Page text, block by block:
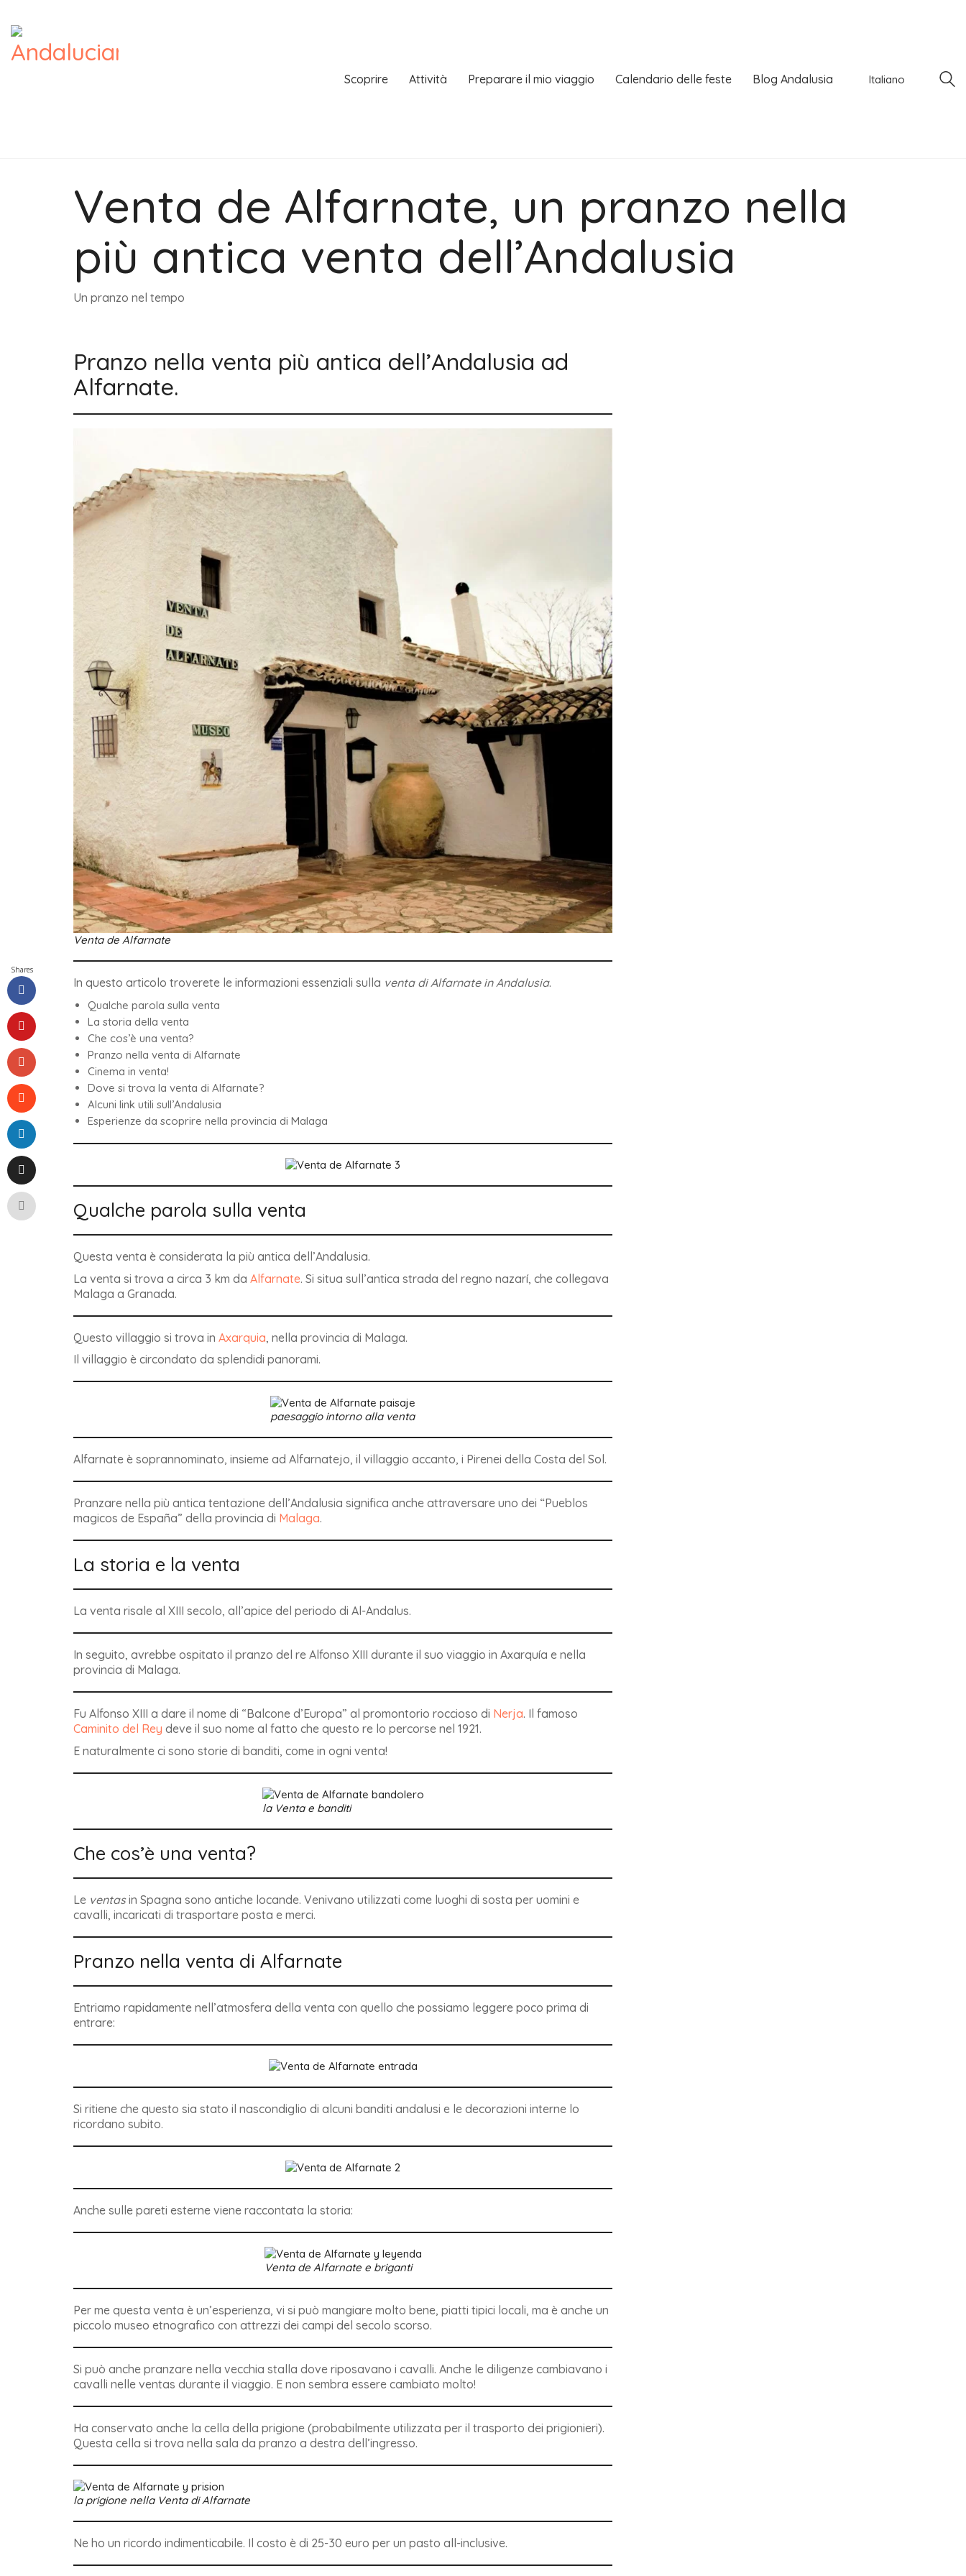
Scoprire Attività Preparare il mio viaggio Calendario delle feste Blog Andalusia Italiano
Venta de Alfarnate, un pranzo nella
più antica venta dell’Andalusia
Un pranzo nel tempo
Pranzo nella venta più antica dell’Andalusia ad
Alfarnate.
Venta de Alfarnate
In questo articolo troverete le informazioni essenziali sulla venta di Alfarnate in Andalusia.
Qualche parola sulla venta
La storia della venta
Che cos’è una venta?
Pranzo nella venta di Alfarnate
Cinema in venta!
Dove si trova la venta di Alfarnate?
Alcuni link utili sull’Andalusia
Esperienze da scoprire nella provincia di Malaga
Qualche parola sulla venta
Questa venta è considerata la più antica dell’Andalusia.
La venta si trova a circa 3 km da Alfarnate. Si situa sull’antica strada del regno nazarí, che collegava
Malaga a Granada.
Questo villaggio si trova in Axarquia, nella provincia di Malaga.
Il villaggio è circondato da splendidi panorami.
paesaggio intorno alla venta
Alfarnate è soprannominato, insieme ad Alfarnatejo, il villaggio accanto, i Pirenei della Costa del Sol.
Pranzare nella più antica tentazione dell’Andalusia significa anche attraversare uno dei “Pueblos
magicos de España” della provincia di Malaga.
La storia e la venta
La venta risale al XIII secolo, all’apice del periodo di Al-Andalus.
In seguito, avrebbe ospitato il pranzo del re Alfonso XIII durante il suo viaggio in Axarquía e nella
provincia di Malaga.
Fu Alfonso XIII a dare il nome di “Balcone d’Europa” al promontorio roccioso di Nerja. Il famoso
Caminito del Rey deve il suo nome al fatto che questo re lo percorse nel 1921.
E naturalmente ci sono storie di banditi, come in ogni venta!
la Venta e banditi
Che cos’è una venta?
Le ventasin Spagna sono antiche locande. Venivano utilizzati come luoghi di sosta per uomini e
cavalli, incaricati di trasportare posta e merci.
Pranzo nella venta di Alfarnate
Entriamo rapidamente nell’atmosfera della venta con quello che possiamo leggere poco prima di
entrare:
Si ritiene che questo sia stato il nascondiglio di alcuni banditi andalusi e le decorazioni interne lo
ricordano subito.
Anche sulle pareti esterne viene raccontata la storia:
Venta de Alfarnate e briganti
Per me questa venta è un’esperienza, vi si può mangiare molto bene, piatti tipici locali, ma è anche un
piccolo museo etnografico con attrezzi dei campi del secolo scorso.
Si può anche pranzare nella vecchia stalla dove riposavano i cavalli. Anche le diligenze cambiavano i
cavalli nelle ventas durante il viaggio. E non sembra essere cambiato molto!
Ha conservato anche la cella della prigione (probabilmente utilizzata per il trasporto dei prigionieri).
Questa cella si trova nella sala da pranzo a destra dell’ingresso.
la prigione nella Venta di Alfarnate
Ne ho un ricordo indimenticabile. Il costo è di 25-30 euro per un pasto all-inclusive.
Shares